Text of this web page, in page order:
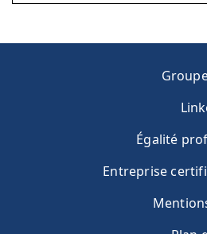
FOOTER JACQUET
Égalité
Entreprise